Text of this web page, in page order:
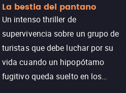
La bestia del pantano
Un intenso thriller de
supervivencia sobre un grupo de
turistas que debe luchar por su
vida cuando un hipopótamo
fugitivo queda suelto en los